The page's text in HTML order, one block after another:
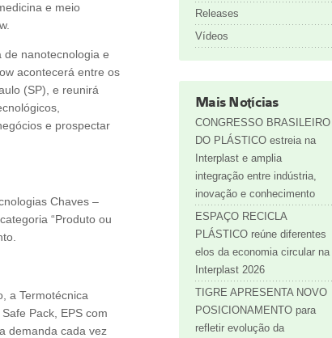
e meio
nanotecnologia e
acontecerá entre os
(SP), e reunirá
e prospectar
Chaves –
“Produto ou
a Termotécnica
Pack, EPS com
demanda cada vez
Releases
Vídeos
Mais Notícias
CONGRESSO BRASILEIRO
DO PLÁSTICO estreia na
Interplast e amplia
integração entre indústria,
inovação e conhecimento
ESPAÇO RECICLA
PLÁSTICO reúne diferentes
elos da economia circular na
Interplast 2026
TIGRE APRESENTA NOVO
POSICIONAMENTO para
refletir evolução da